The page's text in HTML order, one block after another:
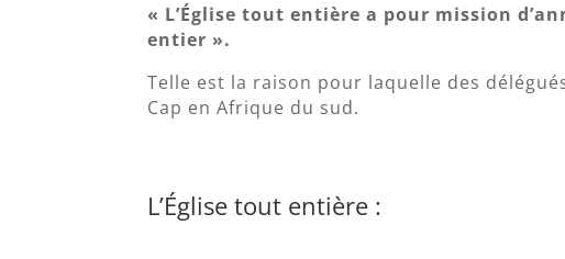
« L’Église tout entière a pour mission
entier ».
Telle est la raison pour laquelle des
Cap en Afrique du sud.
L’Église tout entière :